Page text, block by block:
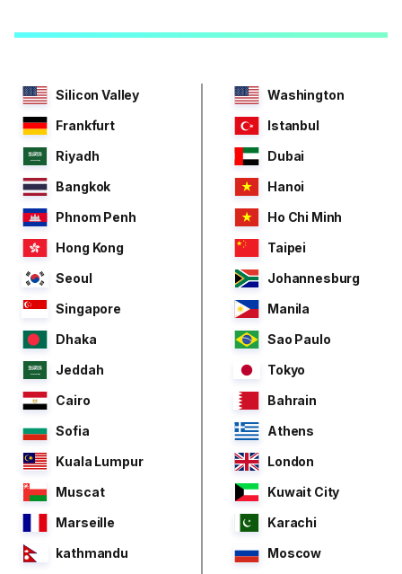
Silicon Valley
Washington
Frankfurt
Istanbul
Riyadh
Dubai
Bangkok
Hanoi
Phnom Penh
Ho Chi Minh
Hong Kong
Taipei
Seoul
Johannesburg
Singapore
Manila
Dhaka
Sao Paulo
Jeddah
Tokyo
Cairo
Bahrain
Sofia
Athens
Kuala Lumpur
London
Muscat
Kuwait City
Marseille
Karachi
kathmandu
Moscow